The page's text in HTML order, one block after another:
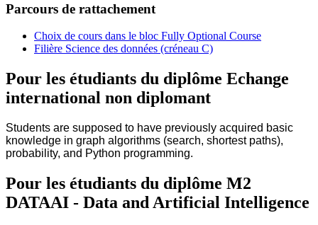
Parcours de rattachement
Choix de cours dans le bloc Fully Optional Course
Filière Science des données (créneau C)
Pour les étudiants du diplôme Echange
international non diplomant
Students are supposed to have previously acquired basic
knowledge in graph algorithms (search, shortest paths),
probability, and Python programming.
Pour les étudiants du diplôme M2
DATAAI - Data and Artificial Intelligence